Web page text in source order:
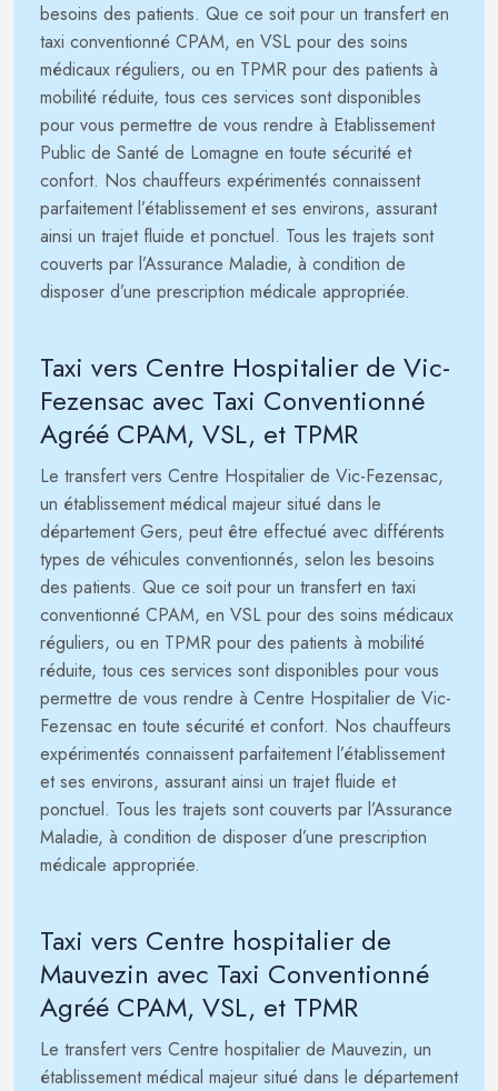
besoins des patients. Que ce soit pour un transfert en
taxi conventionné CPAM, en VSL pour des soins
médicaux réguliers, ou en TPMR pour des patients à
mobilité réduite, tous ces services sont disponibles
pour vous permettre de vous rendre à Etablissement
Public de Santé de Lomagne en toute sécurité et
confort. Nos chauffeurs expérimentés connaissent
parfaitement l’établissement et ses environs, assurant
ainsi un trajet fluide et ponctuel. Tous les trajets sont
couverts par l’Assurance Maladie, à condition de
disposer d’une prescription médicale appropriée.
Taxi vers Centre Hospitalier de Vic-
Fezensac avec Taxi Conventionné
Agréé CPAM, VSL, et TPMR
Le transfert vers Centre Hospitalier de Vic-Fezensac,
un établissement médical majeur situé dans le
département Gers, peut être effectué avec différents
types de véhicules conventionnés, selon les besoins
des patients. Que ce soit pour un transfert en taxi
conventionné CPAM, en VSL pour des soins médicaux
réguliers, ou en TPMR pour des patients à mobilité
réduite, tous ces services sont disponibles pour vous
permettre de vous rendre à Centre Hospitalier de Vic-
Fezensac en toute sécurité et confort. Nos chauffeurs
expérimentés connaissent parfaitement l’établissement
et ses environs, assurant ainsi un trajet fluide et
ponctuel. Tous les trajets sont couverts par l’Assurance
Maladie, à condition de disposer d’une prescription
médicale appropriée.
Taxi vers Centre hospitalier de
Mauvezin avec Taxi Conventionné
Agréé CPAM, VSL, et TPMR
Le transfert vers Centre hospitalier de Mauvezin, un
établissement médical majeur situé dans le département